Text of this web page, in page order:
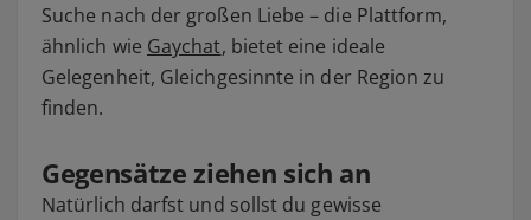
Suche nach der großen Liebe – die Plattform,
ähnlich wie Gaychat, bietet eine ideale
Gelegenheit, Gleichgesinnte in der Region zu
finden.
Gegensätze ziehen sich an
Natürlich darfst und sollst du gewisse